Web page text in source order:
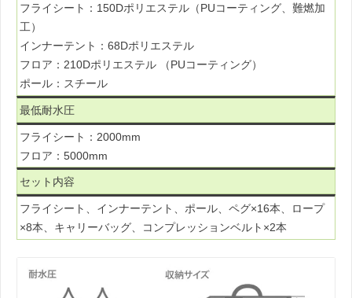
フライシート：150Dポリエステル（PUコーティング、難燃加
工）
インナーテント：68Dポリエステル
フロア：210Dポリエステル （PUコーティング）
ポール：スチール
最低耐水圧
フライシート：2000mm
フロア：5000mm
セット内容
フライシート、インナーテント、ポール、ペグ×16本、ロープ
×8本、キャリーバッグ、コンプレッションベルト×2本